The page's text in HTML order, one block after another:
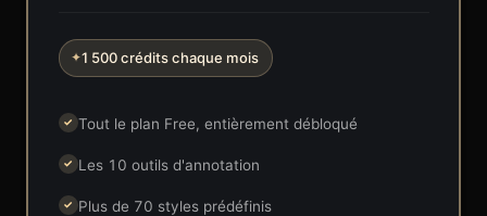
✦1 500 crédits chaque mois
✓ Tout le plan Free, entièrement débloqué
✓ Les 10 outils d'annotation
✓ Plus de 70 styles prédéfinis